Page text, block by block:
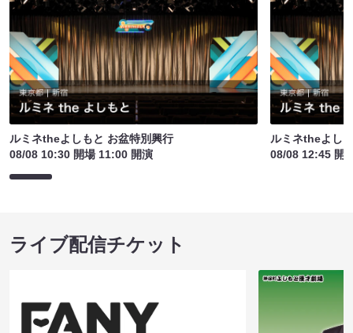
ルミネtheよしもと お盆特別興行
08/08 10:30 開場 11:00 開演
ルミネtheよし
08/08 12:45 開
ライブ配信チケット